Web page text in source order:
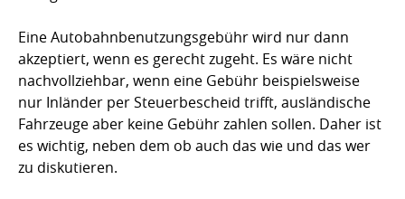
Eine Autobahnbenutzungsgebühr wird nur dann
akzeptiert, wenn es gerecht zugeht. Es wäre nicht
nachvollziehbar, wenn eine Gebühr beispielsweise
nur Inländer per Steuerbescheid trifft, ausländische
Fahrzeuge aber keine Gebühr zahlen sollen. Daher ist
es wichtig, neben dem ob auch das wie und das wer
zu diskutieren.